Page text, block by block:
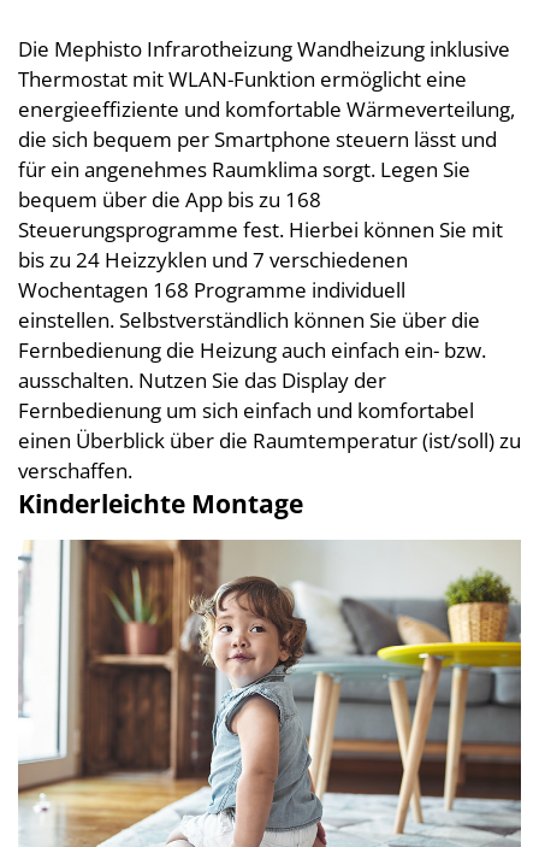
Die Mephisto Infrarotheizung Wandheizung inklusive
Thermostat mit WLAN-Funktion ermöglicht eine
energieeffiziente und komfortable Wärmeverteilung,
die sich bequem per Smartphone steuern lässt und
für ein angenehmes Raumklima sorgt. Legen Sie
bequem über die App bis zu 168
Steuerungsprogramme fest. Hierbei können Sie mit
bis zu 24 Heizzyklen und 7 verschiedenen
Wochentagen 168 Programme individuell
einstellen. Selbstverständlich können Sie über die
Fernbedienung die Heizung auch einfach ein- bzw.
ausschalten. Nutzen Sie das Display der
Fernbedienung um sich einfach und komfortabel
einen Überblick über die Raumtemperatur (ist/soll) zu
verschaffen.
Kinderleichte Montage